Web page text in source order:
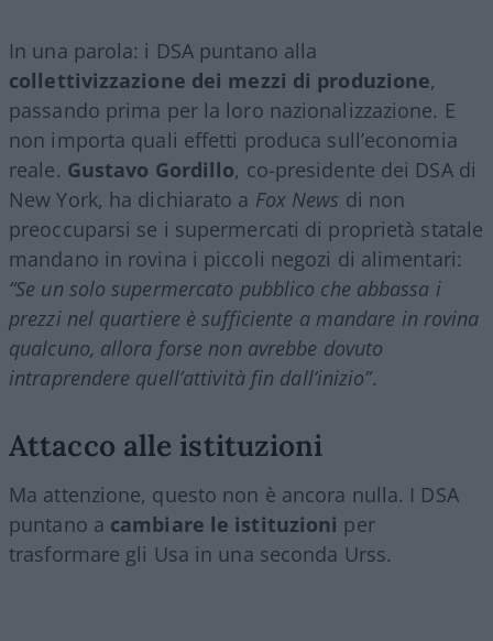
In una parola: i DSA puntano alla
collettivizzazione dei mezzi di produzione,
passando prima per la loro nazionalizzazione. E
non importa quali effetti produca sull’economia
reale. Gustavo Gordillo, co-presidente dei DSA di
New York, ha dichiarato a Fox News di non
preoccuparsi se i supermercati di proprietà statale
mandano in rovina i piccoli negozi di alimentari:
“Se un solo supermercato pubblico che abbassa i
prezzi nel quartiere è sufficiente a mandare in rovina
qualcuno, allora forse non avrebbe dovuto
intraprendere quell’attività fin dall’inizio”.
Attacco alle istituzioni
Ma attenzione, questo non è ancora nulla. I DSA
puntano a cambiare le istituzioni per
trasformare gli Usa in una seconda Urss.